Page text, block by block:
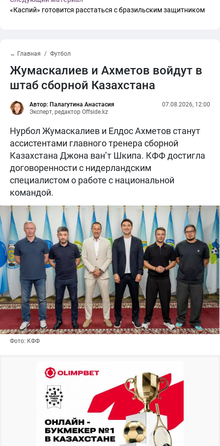
«Каспий» готовится расстаться с бразильским защитником
← Главная Футбол
Жумаскалиев и Ахметов войдут в
штаб сборной Казахстана
Автор: Палагутина Анастасия
Эксперт, редактор Offside.kz
07.08.2026, 12:00
Нурбол Жумаскалиев и Елдос Ахметов станут
ассистентами главного тренера сборной
Казахстана Джона ван’т Шкипа. КФФ достигла
договоренности с нидерландским
специалистом о работе с национальной
командой.
Фото: КФФ